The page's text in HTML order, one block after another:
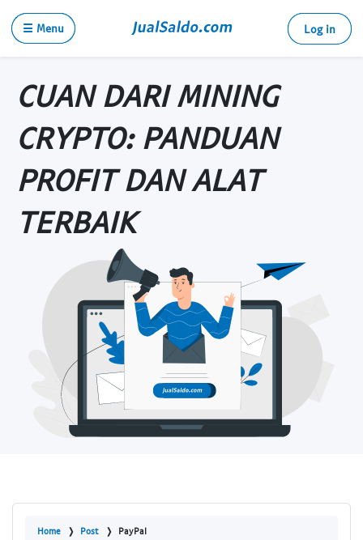
☰ Menu Log in
CUAN DARI MINING
CRYPTO: PANDUAN
PROFIT DAN ALAT
TERBAIK
Home Post PayPal